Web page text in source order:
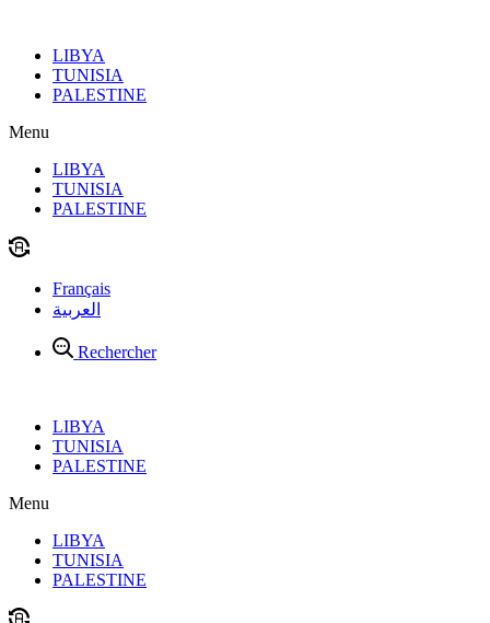
contenuLIBYA
TUNISIA
PALESTINE
Menu
LIBYA
TUNISIA
PALESTINE
Français
العربية
Rechercher
LIBYA
TUNISIA
PALESTINE
Menu
LIBYA
TUNISIA
PALESTINE